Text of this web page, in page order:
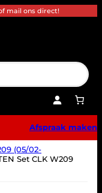
mail ons direct!
Afspraak maken
(05/02-
Set CLK W209